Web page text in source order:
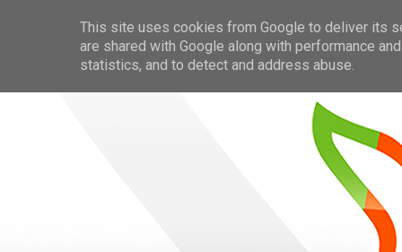
This site uses cookies from Google to deliver its
are shared with Google along with performance
statistics, and to detect and address abuse.